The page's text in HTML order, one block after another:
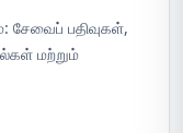
சேவைப் பதிவுகள்,
மற்றும்